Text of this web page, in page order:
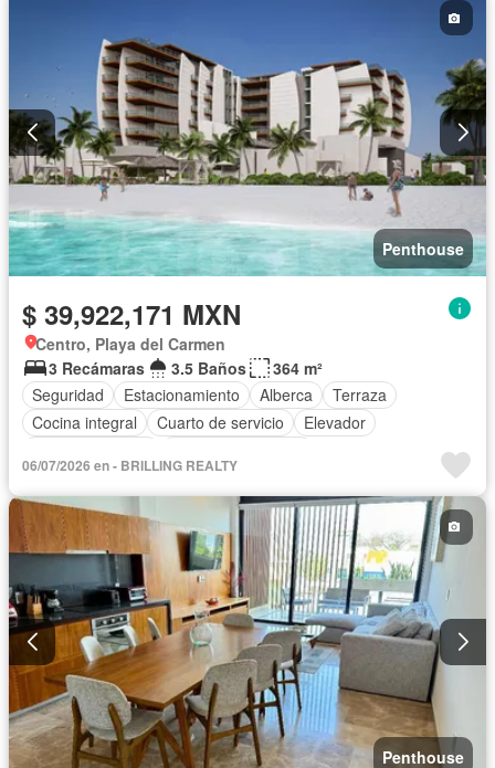
Penthouse
$ 39,922,171 MXN
Centro, Playa del Carmen
3 Recámaras
3.5 Baños
364 m²
Seguridad
Estacionamiento Alberca
Terraza
Cocina integral
Cuarto de servicio
Elevador
Circuito cerrado de televisión
Recámara con closet
Caseta de vigilancia Sin amueblar
06/07/2026 en - BRILLING REALTY
Penthouse